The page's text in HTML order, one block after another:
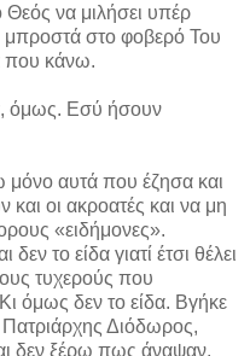
να μιλήσει υπέρ
μπροστά στο φοβερό Του
που κάνω.
όμως. Εσύ ήσουν
αυτά που έζησα και
και οι ακροατές και να μη
«ειδήμονες».
το είδα γιατί έτσι θέλει
τυχερούς που
όμως δεν το είδα. Βγήκε
Διόδωρος,
δεν ξέρω πως άναψαν.